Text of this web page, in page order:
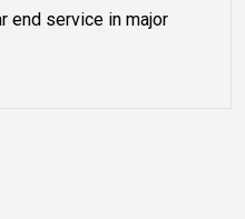
end service in major